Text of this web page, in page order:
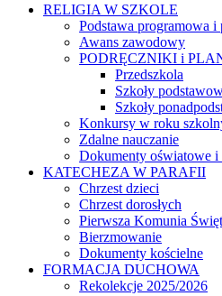
RELIGIA W SZKOLE
Podstawa programowa i
Awans zawodowy
PODRĘCZNIKI i
Przedszkola
Szkoły
Szkoły
Konkursy w roku
Zdalne nauczanie
Dokumenty oświatowe i
KATECHEZA W PARAFII
Chrzest dzieci
Chrzest dorosłych
Pierwsza Komunia
Bierzmowanie
Dokumenty kościelne
FORMACJA DUCHOWA
Rekolekcje 2025/2026